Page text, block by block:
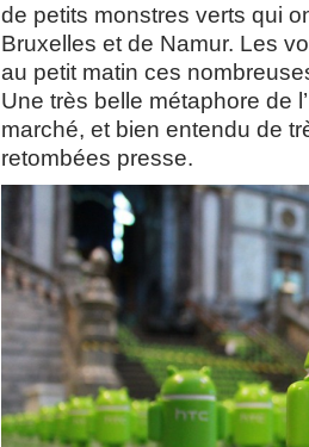
de petits monstres verts qui
Bruxelles et de Namur. Les
au petit matin ces
Une très belle métaphore de
marché, et bien entendu de
retombées presse.